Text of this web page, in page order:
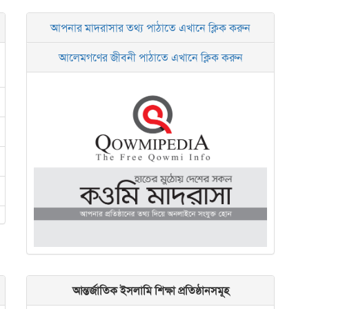
আপনার মাদরাসার তথ্য পাঠাতে এখানে ক্লিক করুন
আলেমগণের জীবনী পাঠাতে এখানে ক্লিক করুন
আন্তর্জাতিক ইসলামি শিক্ষা প্রতিষ্ঠানসমূহ